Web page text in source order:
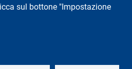
sul bottone "Impostazione